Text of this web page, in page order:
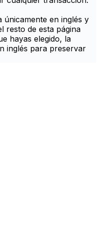
únicamente en inglés y
resto de esta página
hayas elegido, la
inglés para preservar